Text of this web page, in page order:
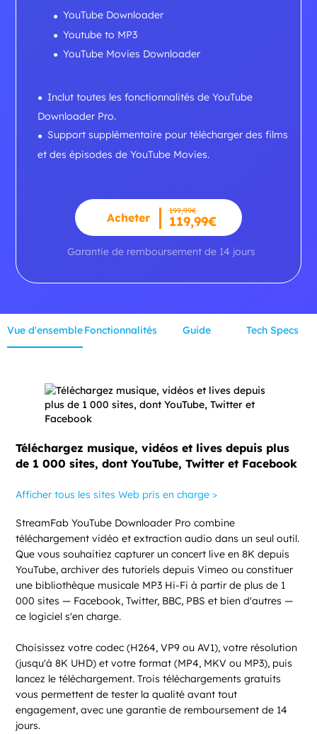
YouTube Downloader
Youtube to MP3
YouTube Movies Downloader
Inclut toutes les fonctionnalités de YouTube
Downloader Pro.
Support supplémentaire pour télécharger des films
et des épisodes de YouTube Movies.
Acheter 199,99€
119,99€
Garantie de remboursement de 14 jours
Vue d'ensembleFonctionnalités Guide Tech Specs
Téléchargez musique, vidéos et lives depuis plus
de 1 000 sites, dont YouTube, Twitter et Facebook
Afficher tous les sites Web pris en charge >
StreamFab YouTube Downloader Pro combine
téléchargement vidéo et extraction audio dans un seul outil.
Que vous souhaitiez capturer un concert live en 8K depuis
YouTube, archiver des tutoriels depuis Vimeo ou constituer
une bibliothèque musicale MP3 Hi-Fi à partir de plus de 1
000 sites — Facebook, Twitter, BBC, PBS et bien d'autres —
ce logiciel s'en charge.
Choisissez votre codec (H264, VP9 ou AV1), votre résolution
(jusqu'à 8K UHD) et votre format (MP4, MKV ou MP3), puis
lancez le téléchargement. Trois téléchargements gratuits
vous permettent de tester la qualité avant tout
engagement, avec une garantie de remboursement de 14
jours.